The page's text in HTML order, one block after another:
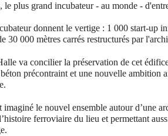
le plus grand incubateur - au monde -
donnent le vertige : 1 000 start-up
30 000 mètres carrés restructurés par
va concilier la préservation de cet
précontraint et une nouvelle ambition
le nouvel ensemble autour d’une
ferroviaire du lieu et permettant